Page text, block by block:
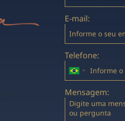
E-mail:
Telefone:
Mensagem: